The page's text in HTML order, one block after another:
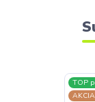
TOP